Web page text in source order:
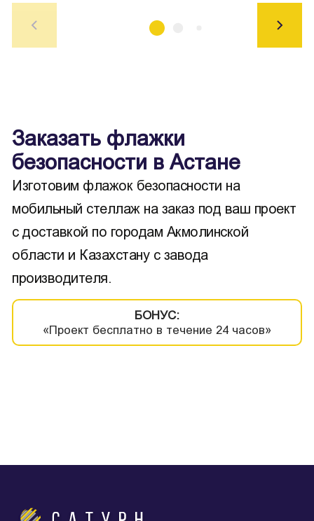
Заказать флажки
безопасности в Астане
Изготовим флажок безопасности на
мобильный стеллаж на заказ под ваш проект
с доставкой по городам Акмолинской
области и Казахстану с завода
производителя.
БОНУС:
«Проект бесплатно в течение 24 часов»